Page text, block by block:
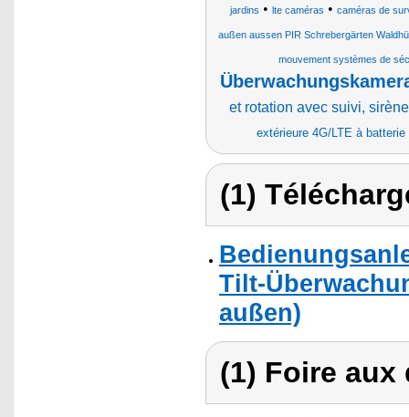
jardins • lte caméras • caméras de
außen aussen PIR Schrebergärten
mouvement systèmes de
et rotation avec suivi,
extérieure 4G/LTE à
(1)
Tilt-
außen)
(1) Foire